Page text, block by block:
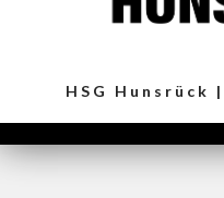
HSG Hunsrück